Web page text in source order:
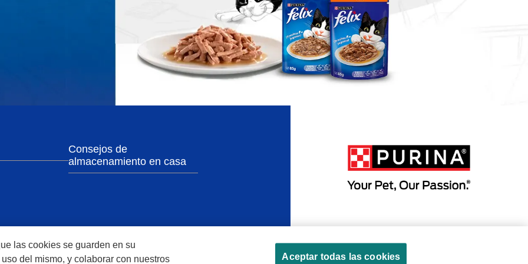
Consejos de
almacenamiento en casa
des Produits Nestlé S.A., Vevey, Switzerland or are used with permission.
Políticas sobre
Términos de
las cookies se guarden en su
del mismo, y colaborar con nuestros
Aceptar todas las cookies